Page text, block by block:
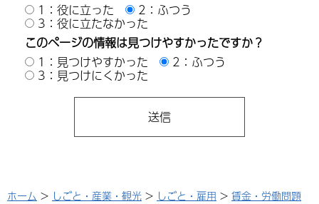
1：役に立った
2：ふつう
3：役に立たなかった
このページの情報は見つけやすかったですか？
1：見つけやすかった
2：ふつう
3：見つけにくかった
ホーム > しごと・産業・観光 > しごと・雇用 > 賃金・労働問題